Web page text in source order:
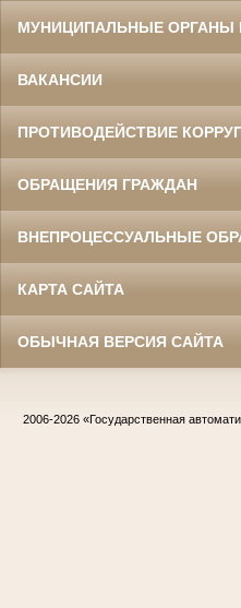
МУНИЦИПАЛЬНЫЕ ОРГАНЫ
ВАКАНСИИ
ПРОТИВОДЕЙСТВИЕ
ОБРАЩЕНИЯ ГРАЖДАН
ВНЕПРОЦЕССУАЛЬНЫЕ
КАРТА САЙТА
ОБЫЧНАЯ ВЕРСИЯ САЙТА
2006-2026 «Государственная